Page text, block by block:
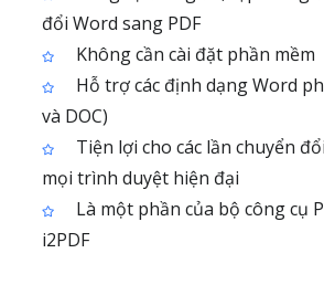
đổi Word sang PDF
Không cần cài đặt phần mềm
Hỗ trợ các định dạng Word
và DOC)
Tiện lợi cho các lần chuyển
mọi trình duyệt hiện đại
Là một phần của bộ công cụ
i2PDF